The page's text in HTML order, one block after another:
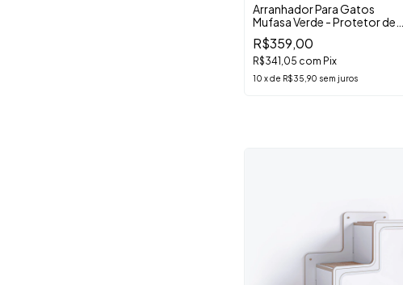
Arranhador Para Gatos
Mufasa Verde - Protetor de
Sofá
R$359,00
R$341,05 com Pix
10 xde R$35,90 sem juros